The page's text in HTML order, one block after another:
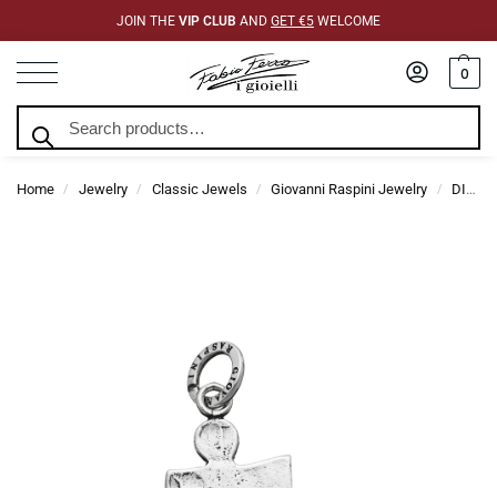
JOIN THE VIP CLUB AND GET €5 WELCOME
0
Home / Jewelry / Classic Jewels / Giovanni Raspini Jewelry / DIY Jewelry Giovanni Raspini